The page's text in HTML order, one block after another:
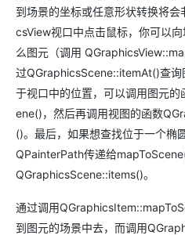
到场景的坐标或任意形状转换将
csView视口中点击鼠标，你可以
么图元（调用
过QGraphicsScene::itemAt()查询
于视口中的位置，可以调用图元
ene()，然后再调用视图的函数
()。最后，如果想查找位于一个椭
QPainterPath传递给
QGraphicsScene::items()。
通过调用
到图元的场景中去，而调用